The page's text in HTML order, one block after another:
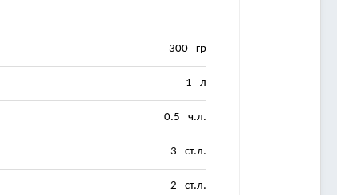
300 гр
1 л
0.5 ч.л.
3 ст.л.
2 ст.л.